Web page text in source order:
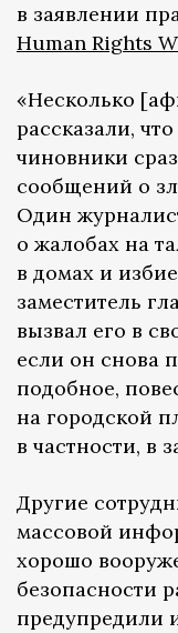
в заявлении
Human Rights
«Несколько
рассказали,
чиновники
сообщений о
Один
о жалобах на
в домах и
заместитель
вызвал его в
если он снова
подобное,
на городской
в частности, в
Другие
массовой
хорошо
безопасности
предупредили